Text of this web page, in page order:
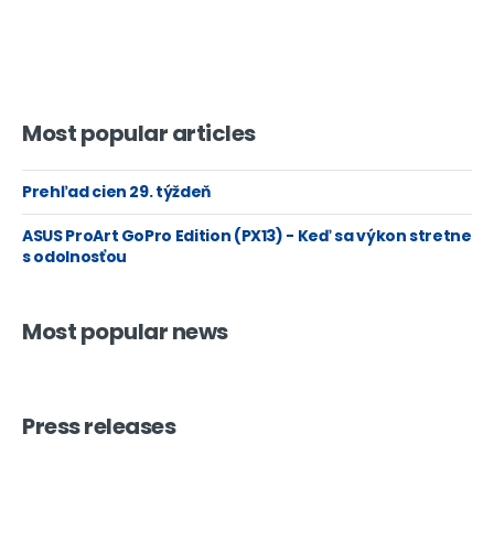
Most popular articles
Prehľad cien 29. týždeň
ASUS ProArt GoPro Edition (PX13) - Keď sa výkon stretne
s odolnosťou
Most popular news
Press releases